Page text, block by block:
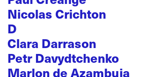
Nicolas Crichton
D
Clara Darrason
Petr Davydtchenko
Marlon de Azambuja